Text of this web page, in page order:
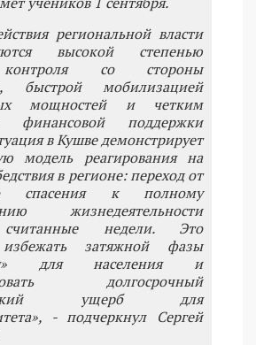
региональной власти
высокой степенью
со стороны
быстрой мобилизацией
мощностей и четким
финансовой поддержки
в Кушве демонстрирует
модель реагирования на
в регионе: переход от
спасения к полному
жизнедеятельности
недели. Это
избежать затяжной фазы
для населения и
долгосрочный
ущерб для
- подчеркнул Сергей